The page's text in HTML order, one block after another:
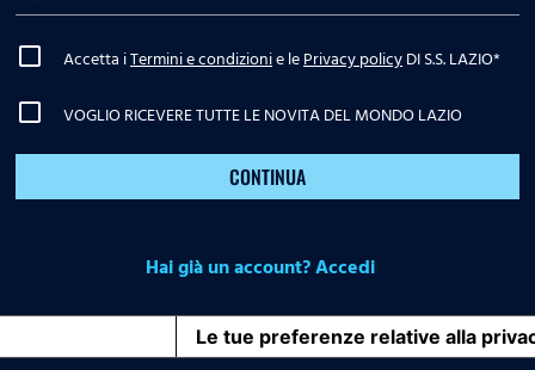
Accetta iTermini e condizionie lePrivacy policyDI S.S. LAZIO*
VOGLIO RICEVERE TUTTE LE NOVITA DEL MONDO LAZIO
CONTINUA
Hai già un account? Accedi
Le tue preferenze relative alla